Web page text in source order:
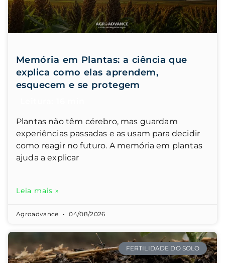
Memória em Plantas: a ciência que
explica como elas aprendem,
esquecem e se protegem
Plantas não têm cérebro, mas guardam
experiências passadas e as usam para decidir
como reagir no futuro. A memória em plantas
ajuda a explicar
Leia mais »
Agroadvance 04/08/2026
FERTILIDADE DO SOLO